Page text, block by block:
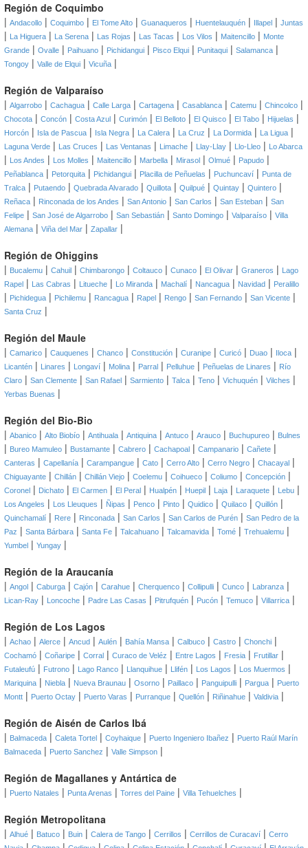
Región de Coquimbo
| Andacollo | Coquimbo | El Tome Alto | Guanaqueros | Huentelauquén | Illapel | Juntas
| La Higuera | La Serena | Las Rojas | Las Tacas | Los Vilos | Maitencillo | Monte
Grande | Ovalle | Paihuano | Pichidangui | Pisco Elqui | Punitaqui | Salamanca |
Tongoy | Valle de Elqui | Vicuña |
Región de Valparaíso
| Algarrobo | Cachagua | Calle Larga | Cartagena | Casablanca | Catemu | Chincolco |
Chocota | Concón | Costa Azul | Curimón | El Belloto | El Quisco | El Tabo | Hijuelas |
Horcón | Isla de Pascua | Isla Negra | La Calera | La Cruz | La Dormida | La Ligua |
Laguna Verde | Las Cruces | Las Ventanas | Limache | Llay-Llay | Llo-Lleo | Lo Abarca
| Los Andes | Los Molles | Maitencillo | Marbella | Mirasol | Olmué | Papudo |
Peñablanca | Petorquita | Pichidangui | Placilla de Peñuelas | Puchuncaví | Punta de
Tralca | Putaendo | Quebrada Alvarado | Quillota | Quilpué | Quintay | Quintero |
Reñaca | Rinconada de los Andes | San Antonio | San Carlos | San Esteban | San
Felipe | San José de Algarrobo | San Sebastián | Santo Domingo | Valparaíso | Villa
Alemana | Viña del Mar | Zapallar |
Región de Ohiggins
| Bucalemu | Cahuil | Chimbarongo | Coltauco | Cunaco | El Olivar | Graneros |
Lago
Rapel | Las Cabras | Litueche | Lo Miranda | Machalí | Nancagua | Navidad | Peralillo
| Pichidegua | Pichilemu | Rancagua | Rapel | Rengo | San Fernando | San Vicente |
Santa Cruz |
Región del Maule
| Camarico | Cauquenes | Chanco | Constitución | Curanipe | Curicó | Duao | Iloca |
Licantén | Linares | Longaví | Molina | Parral | Pelluhue | Peñuelas de Linares | Río
Claro | San Clemente | San Rafael | Sarmiento | Talca | Teno | Vichuquén | Vilches |
Yerbas Buenas |
Región del Bio-Bio
| Abanico | Alto Biobío | Antihuala | Antiquina | Antuco | Arauco | Buchupureo | Bulnes
| Bureo Mamuleo | Bustamante | Cabrero | Cachapoal | Campanario | Cañete |
Canteras | Capellanía | Carampangue | Cato | Cerro Alto | Cerro Negro | Chacayal |
Chiguayante | Chillán | Chillán Viejo | Coelemu | Coihueco | Coliumo | Concepción |
Coronel | Dichato | El Carmen | El Peral | Hualpén | Huepil | Laja | Laraquete | Lebu |
Los Angeles | Los Lleuques | Ñipas | Penco | Pinto | Quidico | Quilaco | Quillón |
Quinchamalí | Rere | Rinconada | San Carlos | San Carlos de Purén | San Pedro de la
Paz | Santa Bárbara | Santa Fe | Talcahuano | Talcamavida | Tomé | Trehualemu |
Yumbel | Yungay |
Región de la Araucanía
| Angol | Caburga | Cajón | Carahue | Cherquenco | Collipulli | Cunco | Labranza |
Lican-Ray | Loncoche | Padre Las Casas | Pitrufquén | Pucón | Temuco | Villarrica |
Región de Los Lagos
| Achao | Alerce | Ancud | Aulén | Bahía Mansa | Calbuco | Castro | Chonchi |
Cochamó | Coñaripe | Corral | Curaco de Veléz | Entre Lagos | Fresia | Frutillar |
Futaleufú | Futrono | Lago Ranco | Llanquihue | Llifén | Los Lagos | Los Muermos |
Mariquina | Niebla | Nueva Braunau | Osorno | Paillaco | Panguipulli | Pargua | Puerto
Montt | Puerto Octay | Puerto Varas | Purranque | Quellón | Riñinahue | Valdivia |
Región de Aisén de Carlos Ibá
| Balmaceda | Caleta Tortel | Coyhaique | Puerto Ingeniero Ibañez | Puerto Raúl Marín
Balmaceda | Puerto Sanchez | Valle Simpson |
Región de Magallanes y Antártica de
| Puerto Natales | Punta Arenas | Torres del Paine | Villa Tehuelches |
Región Metropolitana
| Alhué | Batuco | Buin | Calera de Tango | Cerrillos | Cerrillos de Curacaví | Cerro